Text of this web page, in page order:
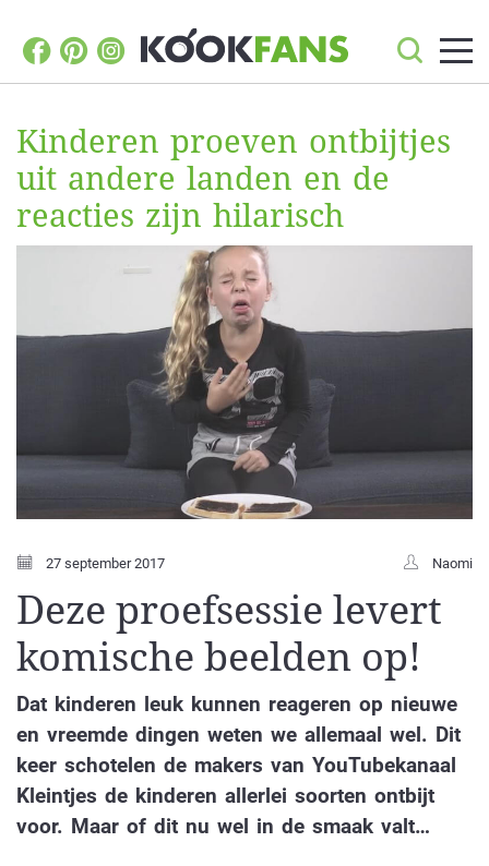
Kinderen proeven ontbijtjes
uit andere landen en de
reacties zijn hilarisch
27 september 2017 Naomi
Deze proefsessie levert
komische beelden op!
Dat kinderen leuk kunnen reageren op nieuwe
en vreemde dingen weten we allemaal wel. Dit
keer schotelen de makers van YouTubekanaal
Kleintjes de kinderen allerlei soorten ontbijt
voor. Maar of dit nu wel in de smaak valt…